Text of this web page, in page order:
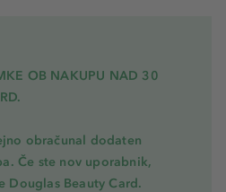
OB NAKUPU NAD 30
obračunal dodaten
Če ste nov uporabnik,
Beauty Card.